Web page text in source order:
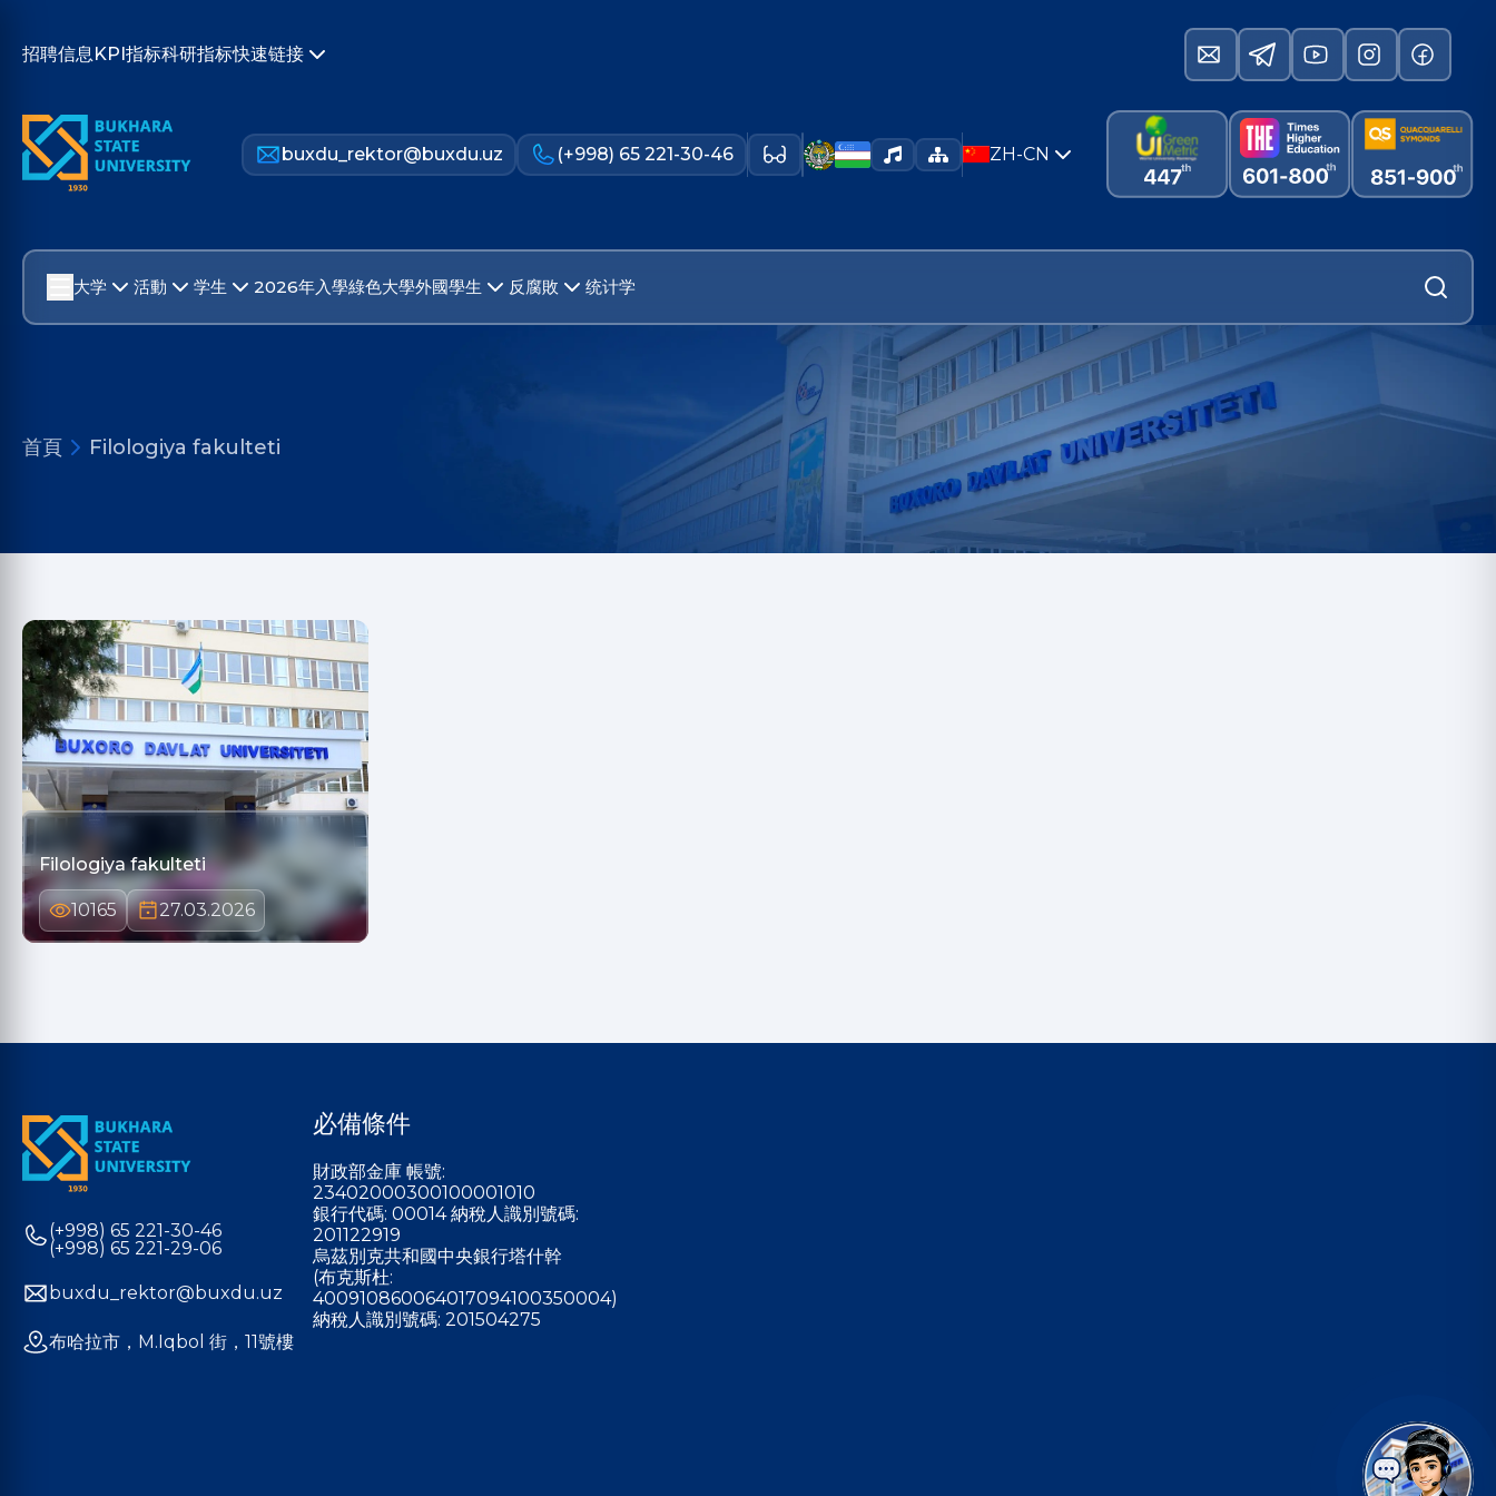
招聘信息KPI指标科研指标快速链接
buxdu_rektor@buxdu.uz (+998) 65 221-30-46 ZH-CN
大学 活動 学生 2026年入學綠色大學外國學生 反腐敗 统计学
首頁 Filologiya fakulteti
Filologiya fakulteti
10165 27.03.2026
(+998) 65 221-30-46
(+998) 65 221-29-06
buxdu_rektor@buxdu.uz
布哈拉市，M.Iqbol 街，11號樓
必備條件
財政部金庫 帳號:
23402000300100001010
銀行代碼: 00014 納稅人識別號碼:
201122919
烏茲別克共和國中央銀行塔什幹
(布克斯杜:
400910860064017094100350004)
納稅人識別號碼: 201504275